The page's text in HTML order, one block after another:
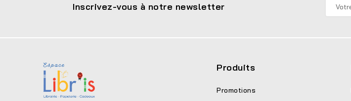
Inscrivez-vous à notre newsletter
Produits
Promotions